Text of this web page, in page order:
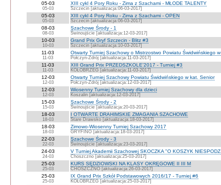
05-03
05-03
XIII cykl 4 Pory Roku - Zima z Szachami - MŁODE TALENTY
Szczecin [aktualizacja:06-03-2017]
05-03
05-03
XIII cykl 4 Pory Roku - Zima z Szachami - OPEN
Szczecin [aktualizacja:06-03-2017]
08-03
08-03
Szachowe Środy - 1
Świnoujście [aktualizacja:12-03-2017]
10-03
10-03
Grand Prix Gryf Szczecin - Blitz #3
Szczecin [aktualizacja:10-03-2017]
11-03
11-03
Otwarty Turniej Szachowy o Mistrzostwo Powiatu Świdwińskiego
Połczyn-Zdrój [aktualizacja:11-03-2017]
11-03
11-03
XIII Grand Prix PRZEDSZKOLE'2017 - Turniej #3
KOŁOBRZEG [aktualizacja:11-03-2017]
12-03
12-03
Otwarty Turniej Szachowy Powiatu Świdwińskiego w kat. Senior
Połczyn-Zdrój [aktualizacja:12-03-2017]
12-03
12-03
Wiosenny Turniej Szachowy dla dzieci
Koszalin [aktualizacja:12-03-2017]
15-03
15-03
Szachowe Środy - 2
Świnoujście [aktualizacja:20-03-2017]
18-03
18-03
I OTWARTE DRAHIMSKIE ZMAGANIA SZACHOWE
Stare Drawsko [aktualizacja:18-03-2017]
18-03
18-03
Zimowo-Wiosenny Turniej Szachowy 2017
GRYFINO [aktualizacja:18-03-2017]
22-03
22-03
Szachowe Środy - 3
Świnoujście [aktualizacja:23-03-2017]
24-03
24-03
V Turniej Akademii Szachowej SKOCZKA "O KOSZYK
Choszczno [aktualizacja:25-03-2017]
25-03
25-03
KURS SĘDZIOWSKI NA KLASY OKRĘGOWE II III M
CHOSZCZNO [aktualizacja:26-03-2017]
25-03
25-03
IX Grand Prix Szkół Podstawowych 2016/17 - Turniej #6
KOŁOBRZEG [aktualizacja:25-03-2017]